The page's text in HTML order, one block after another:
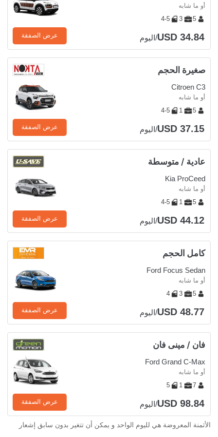
أو ما شابه
5
3
4-5
USD 34.84/اليوم عرض الصفقة
صغيرة الحجم
Citroen C3
أو ما شابه
5
1
4-5
USD 37.15/اليوم عرض الصفقة
عادية / متوسطة
Kia ProCeed
أو ما شابه
5
1
4-5
USD 44.12/اليوم عرض الصفقة
كامل الحجم
Ford Focus Sedan
أو ما شابه
5
3
4
USD 48.77/اليوم عرض الصفقة
فان / مينى فان
Ford Grand C-Max
أو ما شابه
7
1
5
USD 98.84/اليوم عرض الصفقة
الأثمنة المعروضة هي لليوم الواحد و يمكن أن تتغير بدون سابق إشعار